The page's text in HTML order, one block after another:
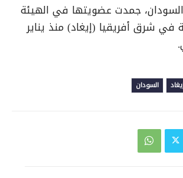
جمدت عضويتها في الهيئة
في شرق أفريقيا (إيغاد) منذ يناير
السودان